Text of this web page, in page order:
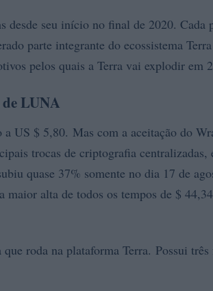
seu início no final de 2020. Cada
parte integrante do ecossistema Terra
pelos quais a Terra vai explodir em
LUNA
US $ 5,80. Mas com a aceitação do
trocas de criptografia centralizadas,
quase 37% somente no dia 17 de
alta de todos os tempos de $
roda na plataforma Terra. Possui três